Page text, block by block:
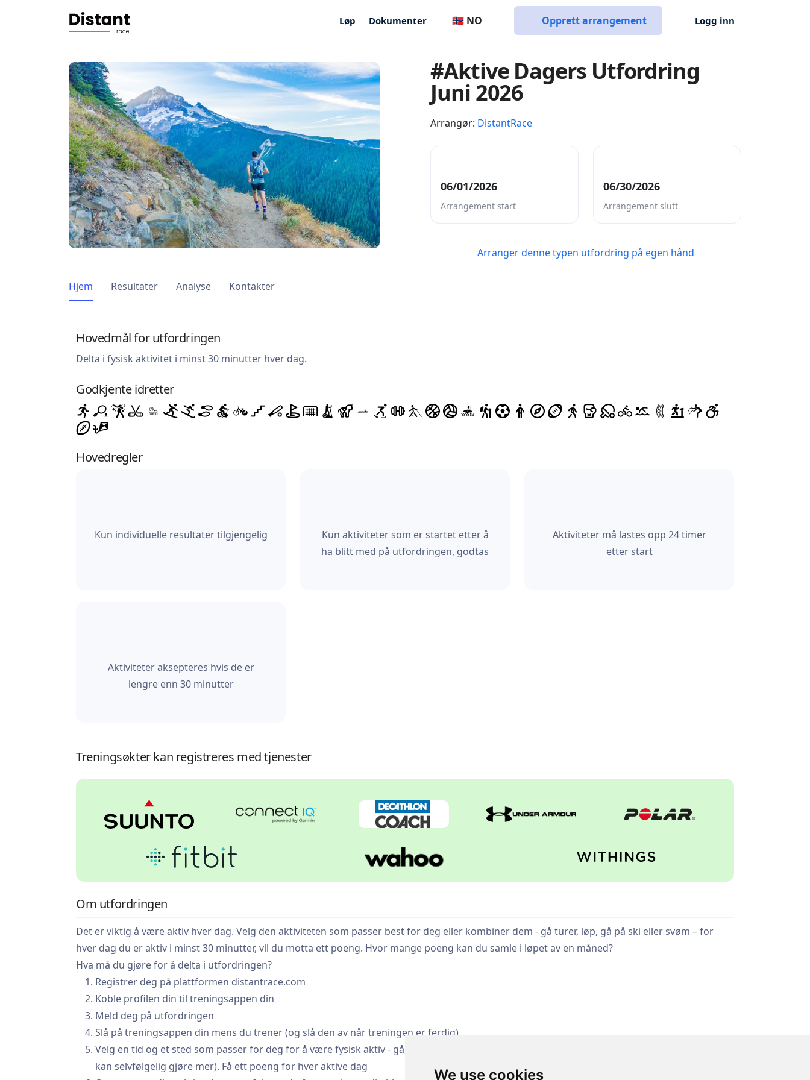
We use cookies
Løp Dokumenter 🇳🇴 NO Opprett arrangement Logg inn
#Aktive Dagers Utfordring
Juni 2026
Arrangør: DistantRace
06/01/2026
Arrangement start
06/30/2026
Arrangement slutt
Arranger denne typen utfordring på egen hånd
Hjem Resultater Analyse Kontakter
Hovedmål for utfordringen
Delta i fysisk aktivitet i minst 30 minutter hver dag.
Godkjente idretter
Hovedregler
Kun individuelle resultater tilgjengelig
Kun aktiviteter som er startet etter å
ha blitt med på utfordringen, godtas
Aktiviteter må lastes opp 24 timer
etter start
Aktiviteter aksepteres hvis de er
lengre enn 30 minutter
Treningsøkter kan registreres med tjenester
Om utfordringen
Det er viktig å være aktiv hver dag. Velg den aktiviteten som passer best for deg eller kombiner dem - gå turer, løp, gå på ski eller svøm – for
hver dag du er aktiv i minst 30 minutter, vil du motta ett poeng. Hvor mange poeng kan du samle i løpet av en måned?
Hva må du gjøre for å delta i utfordringen?
Registrer deg på plattformen distantrace.com
Koble profilen din til treningsappen din
Meld deg på utfordringen
Slå på treningsappen din mens du trener (og slå den av når treningen er ferdig)
Velg en tid og et sted som passer for deg for å være fysisk aktiv - gå, løp, sykle eller deltak i en annen sport i minst 30 minutter hver dag (du
kan selvfølgelig gjøre mer). Få ett poeng for hver aktive dag